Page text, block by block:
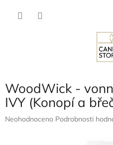
WoodWick -
IVY (Konopí a
Průměrné
Neohodnoceno Podrobnosti